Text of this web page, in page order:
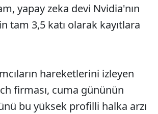
yapay zeka devi Nvidia'nın
tam 3,5 katı olarak kayıtlara
hareketlerini izleyen
firması, cuma gününün
bu yüksek profilli halka arzı